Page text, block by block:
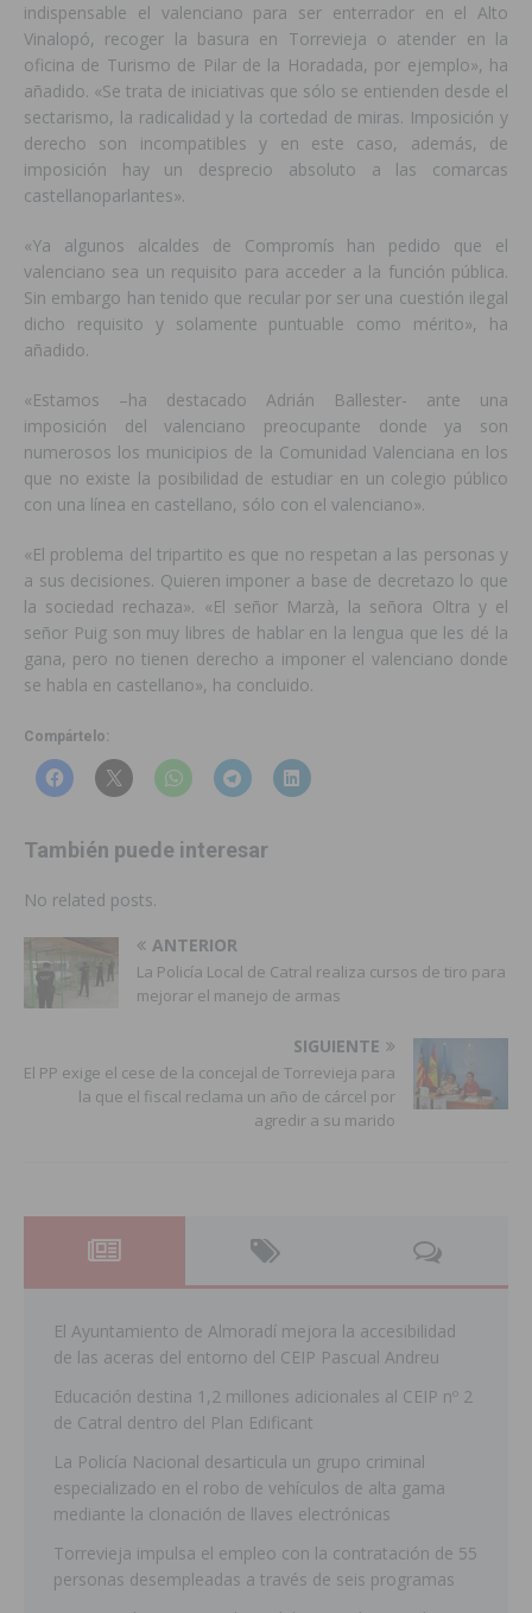
indispensable el valenciano para ser enterrador en el Alto
Vinalopó, recoger la basura en Torrevieja o atender en la
oficina de Turismo de Pilar de la Horadada, por ejemplo», ha
añadido. «Se trata de iniciativas que sólo se entienden desde el
sectarismo, la radicalidad y la cortedad de miras. Imposición y
derecho son incompatibles y en este caso, además, de
imposición hay un desprecio absoluto a las comarcas
castellanoparlantes».
«Ya algunos alcaldes de Compromís han pedido que el
valenciano sea un requisito para acceder a la función pública.
Sin embargo han tenido que recular por ser una cuestión ilegal
dicho requisito y solamente puntuable como mérito», ha
añadido.
«Estamos –ha destacado Adrián Ballester- ante una
imposición del valenciano preocupante donde ya son
numerosos los municipios de la Comunidad Valenciana en los
que no existe la posibilidad de estudiar en un colegio público
con una línea en castellano, sólo con el valenciano».
«El problema del tripartito es que no respetan a las personas y
a sus decisiones. Quieren imponer a base de decretazo lo que
la sociedad rechaza». «El señor Marzà, la señora Oltra y el
señor Puig son muy libres de hablar en la lengua que les dé la
gana, pero no tienen derecho a imponer el valenciano donde
se habla en castellano», ha concluido.
Compártelo:
También puede interesar
No related posts.
ANTERIOR
La Policía Local de Catral realiza cursos de tiro para
mejorar el manejo de armas
SIGUIENTE
El PP exige el cese de la concejal de Torrevieja para
la que el fiscal reclama un año de cárcel por
agredir a su marido
El Ayuntamiento de Almoradí mejora la accesibilidad
de las aceras del entorno del CEIP Pascual Andreu
Educación destina 1,2 millones adicionales al CEIP nº 2
de Catral dentro del Plan Edificant
La Policía Nacional desarticula un grupo criminal
especializado en el robo de vehículos de alta gama
mediante la clonación de llaves electrónicas
Torrevieja impulsa el empleo con la contratación de 55
personas desempleadas a través de seis programas